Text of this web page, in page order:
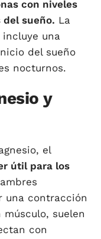
con niveles
del sueño. La
una
del sueño
nocturnos.
y
el
útil para los
una contracción
suelen
con